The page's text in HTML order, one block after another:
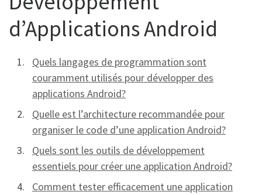
d’Applications Android
Quels langages de programmation sont
couramment utilisés pour développer des
applications Android?
Quelle est l’architecture recommandée pour
organiser le code d’une application Android?
Quels sont les outils de développement
essentiels pour créer une application Android?
Comment tester efficacement une application